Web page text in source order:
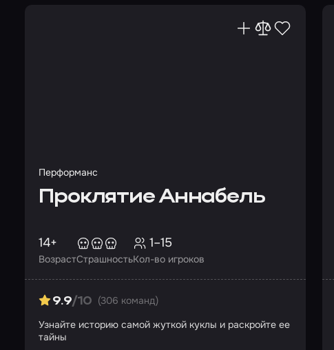
Перформанс
Проклятие Аннабель
Возраст
14+
СтрашностьКол-во игроков
1–15
9.9/10 (306 команд)
Узнайте историю самой жуткой куклы и раскройте ее
тайны